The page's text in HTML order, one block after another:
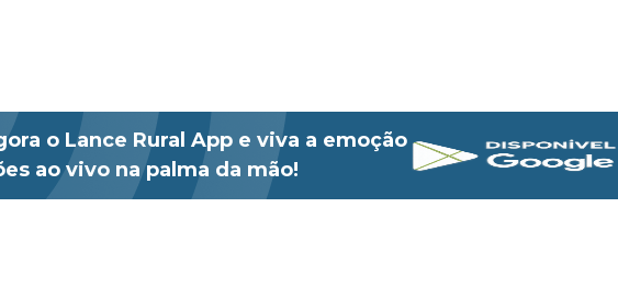
o Lance Rural App e viva a emoção
ao vivo na palma da mão!